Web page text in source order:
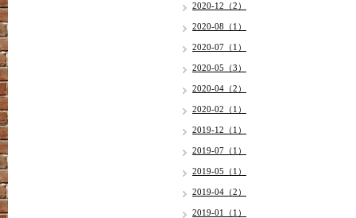
2020-12（2）
2020-08（1）
2020-07（1）
2020-05（3）
2020-04（2）
2020-02（1）
2019-12（1）
2019-07（1）
2019-05（1）
2019-04（2）
2019-01（1）